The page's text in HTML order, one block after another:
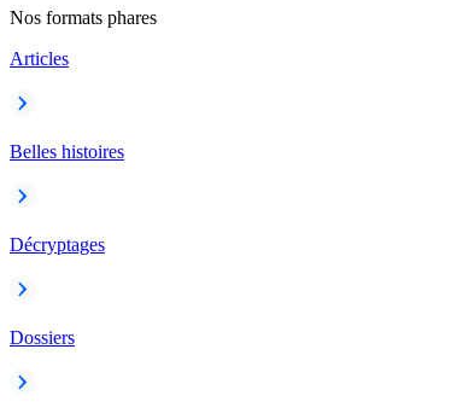
Nos formats phares
Articles
Belles histoires
Décryptages
Dossiers